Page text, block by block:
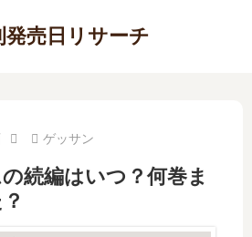
発売日リサーチ
ゲッサン
続編はいつ？何巻ま